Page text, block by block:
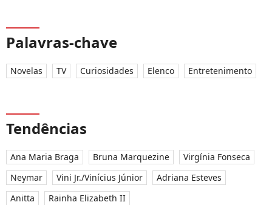
Palavras-chave
Novelas TV Curiosidades Elenco Entretenimento
Tendências
Ana Maria Braga Bruna Marquezine
Virgínia Fonseca
Neymar
Vini Jr./Vinícius Júnior
Adriana Esteves
Anitta
Rainha Elizabeth II